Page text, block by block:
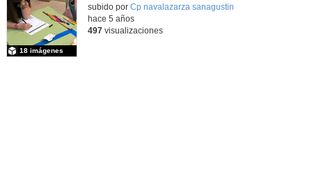
subido por Cp navalazarza sanagustin
18 imágenes
hace 5 años
497visualizaciones